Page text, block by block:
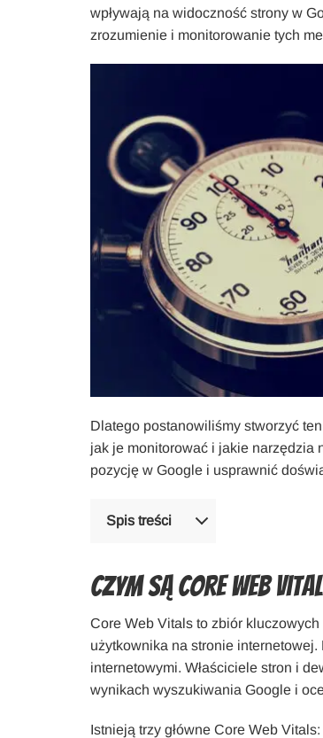
wpływają na widoczność strony w
zrozumienie i monitorowanie tych
Dlatego postanowiliśmy stworzyć
jak je monitorować i jakie narzędzia
pozycję w Google i usprawnić
Spis treści
Czym są Core Web
Core Web Vitals to zbiór
użytkownika na stronie
internetowymi. Właściciele stron i
wynikach wyszukiwania Google i
Istnieją trzy główne Core Web Vitals: